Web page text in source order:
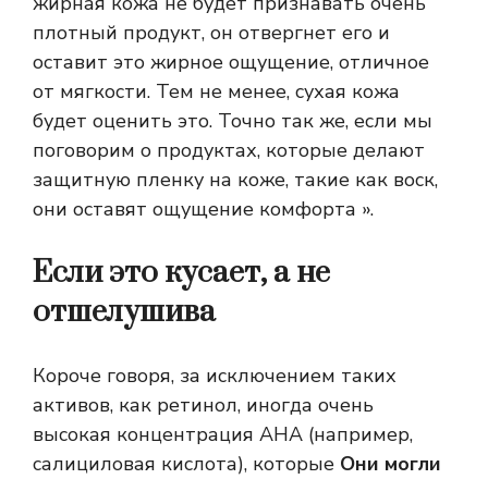
плотный продукт, он отвергнет его и
оставит это жирное ощущение, отличное
от мягкости. Тем не менее, сухая кожа
будет оценить это. Точно так же, если мы
поговорим о продуктах, которые делают
защитную пленку на коже, такие как воск,
они оставят ощущение комфорта ».
Если это кусает, а не
отшелушива
Короче говоря, за исключением таких
активов, как ретинол, иногда очень
высокая концентрация AHA (например,
салициловая кислота), которые Они могли